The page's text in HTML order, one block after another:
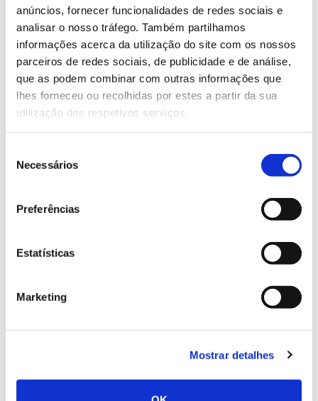
anúncios, fornecer funcionalidades de redes sociais e
analisar o nosso tráfego. Também partilhamos
informações acerca da utilização do site com os nossos
parceiros de redes sociais, de publicidade e de análise,
que as podem combinar com outras informações que
lhes forneceu ou recolhidas por estes a partir da sua
utilização dos respetivos serviços.
Necessários
Preferências
Estatísticas
Marketing
Mostrar detalhes
Saiba Mais sobre a Rural Castanea
13.07.2026
Genoma do priolo e de outras espécies em risco:
cidadãos chamados a ajudar
Natureza e florestas procuram jovens voluntários